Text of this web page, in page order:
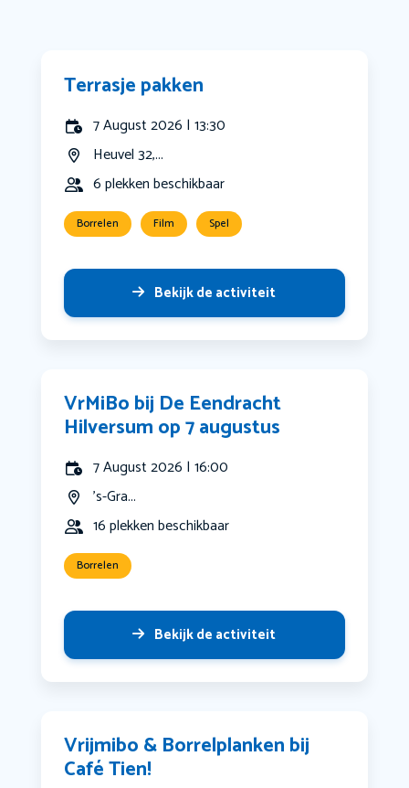
Terrasje pakken
7 August 2026 | 13:30
Heuvel 32,...
6 plekken beschikbaar
Borrelen Film Spel
Bekijk de activiteit
VrMiBo bij De Eendracht
Hilversum op 7 augustus
7 August 2026 | 16:00
's-Gra...
16 plekken beschikbaar
Borrelen
Bekijk de activiteit
Vrijmibo & Borrelplanken bij
Café Tien!